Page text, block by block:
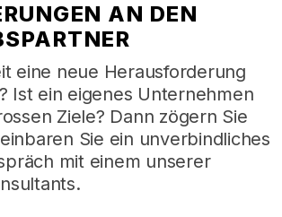
AN DEN
eine neue Herausforderung
Ist ein eigenes Unternehmen
Ziele? Dann zögern Sie
Sie ein unverbindliches
mit einem unserer